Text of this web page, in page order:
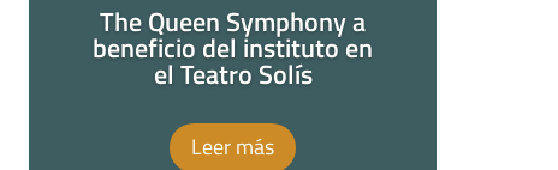
The Queen Symphony a
beneficio del instituto en
el Teatro Solís
Leer más